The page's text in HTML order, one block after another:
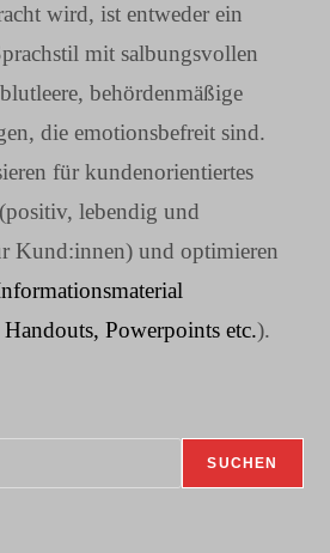
wird, ist entweder ein
mit salbungsvollen
behördenmäßige
die emotionsbefreit sind.
für kundenorientiertes
lebendig und
Kund:innen) und optimieren
Powerpoints etc.).
SUCHEN